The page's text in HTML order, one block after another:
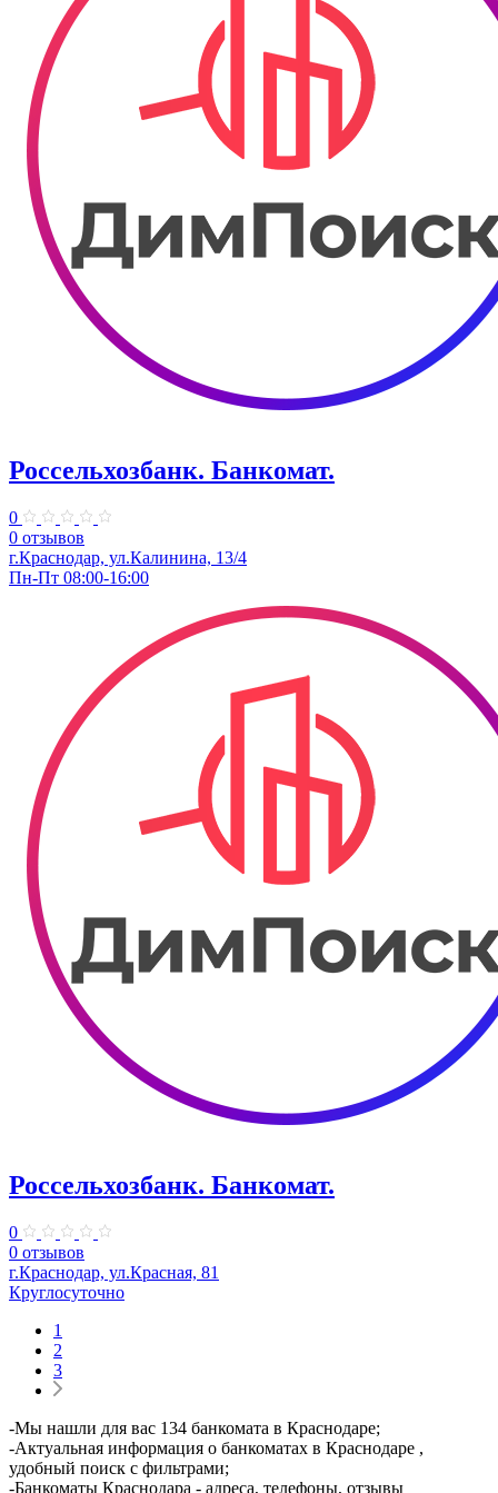
Россельхозбанк. Банкомат.
0
0 отзывов
г.Краснодар, ул.Калинина, 13/4
Пн-Пт 08:00-16:00
Россельхозбанк. Банкомат.
0
0 отзывов
г.Краснодар, ул.Красная, 81
Круглосуточно
1
2
3
-Мы нашли для вас 134 банкомата в Краснодаре;
-Актуальная информация о банкоматах в Краснодаре ,
удобный поиск с фильтрами;
-Банкоматы Краснодара - адреса, телефоны, отзывы